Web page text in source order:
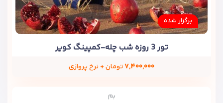
برگزار شده
تور 3 روزه شب چله-کمپینگ کویر
۷,۴۰۰,۰۰۰تومان + نرخ پروازی
بم